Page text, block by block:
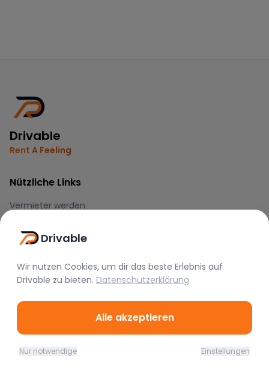
Drivable
Rent A Feeling
Nützliche Links
Vermieter werden
Instagram
Nutzungsbedingungen
Datenschutz
Drivable
Wir nutzen Cookies, um dir das beste Erlebnis auf
Drivable zu bieten. Datenschutzerklärung
Alle akzeptieren
Nur notwendige Einstellungen